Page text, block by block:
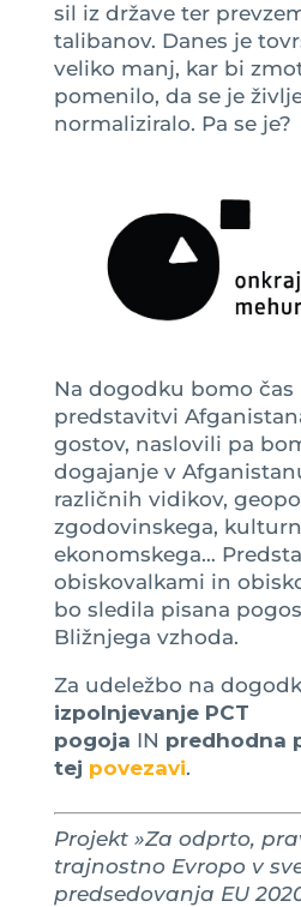
sil iz države ter
talibanov. Danes je
veliko manj, kar bi
pomenilo, da se je
normaliziralo. Pa se je?
Na dogodku bomo
predstavitvi
gostov, naslovili pa
dogajanje v
različnih vidikov,
zgodovinskega,
ekonomskega…
obiskovalkami in
bo sledila pisana
Bližnjega vzhoda.
Za udeležbo na
izpolnjevanje PCT
pogoja IN predhodna
tej povezavi.
Projekt »Za odprto,
trajnostno Evropo v
predsedovanja EU